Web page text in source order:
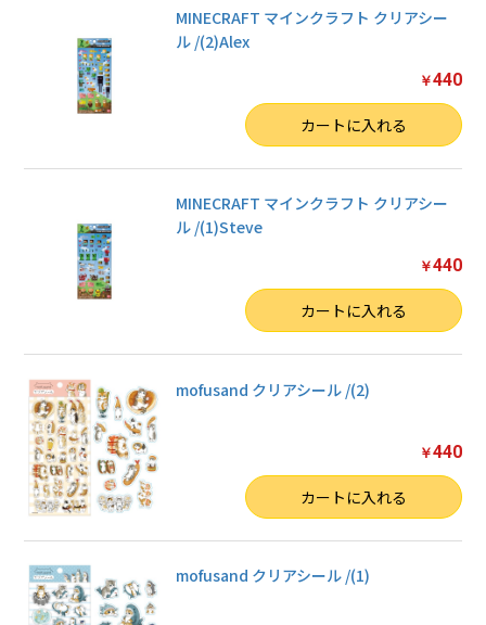
MINECRAFT マインクラフト クリアシー
ル /(2)Alex
￥440
カートに入れる
MINECRAFT マインクラフト クリアシー
ル /(1)Steve
￥440
カートに入れる
mofusand クリアシール /(2)
￥440
カートに入れる
mofusand クリアシール /(1)